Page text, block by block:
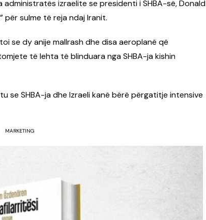
izraelite se presidenti i SHBA-së, Donald
për sulme të reja ndaj Iranit.
se dy anije mallrash dhe disa aeroplanë që
të lehta të blinduara nga SHBA-ja kishin
se SHBA-ja dhe Izraeli kanë bërë përgatitje intensive
MARKETING